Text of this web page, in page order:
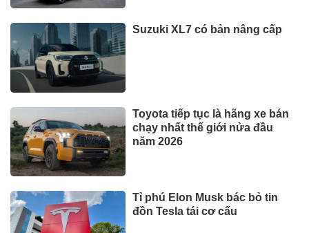
Suzuki XL7 có bản nâng cấp
Toyota tiếp tục là hãng xe bán
chạy nhất thế giới nửa đầu
năm 2026
Tỉ phú Elon Musk bác bỏ tin
đồn Tesla tái cơ cấu